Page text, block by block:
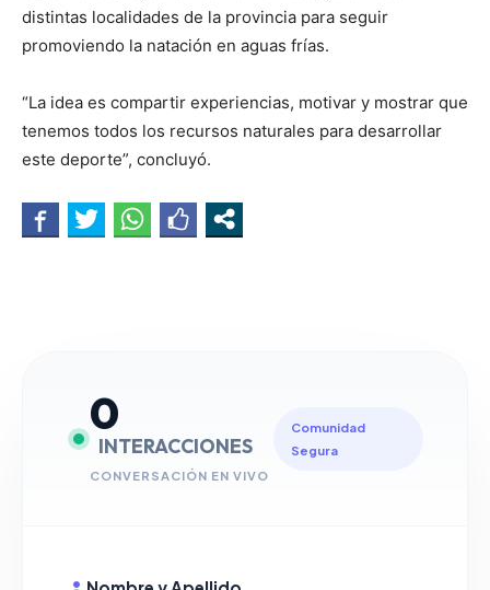
distintas localidades de la provincia para seguir
promoviendo la natación en aguas frías.
“La idea es compartir experiencias, motivar y mostrar que
tenemos todos los recursos naturales para desarrollar
este deporte”, concluyó.
0
INTERACCIONES
CONVERSACIÓN EN VIVO
Comunidad
Segura